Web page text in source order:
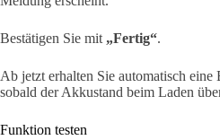
Bestätigen Sie mit „Fertig“.
Ab jetzt erhalten Sie automatisch eine
sobald der Akkustand beim Laden
Funktion testen